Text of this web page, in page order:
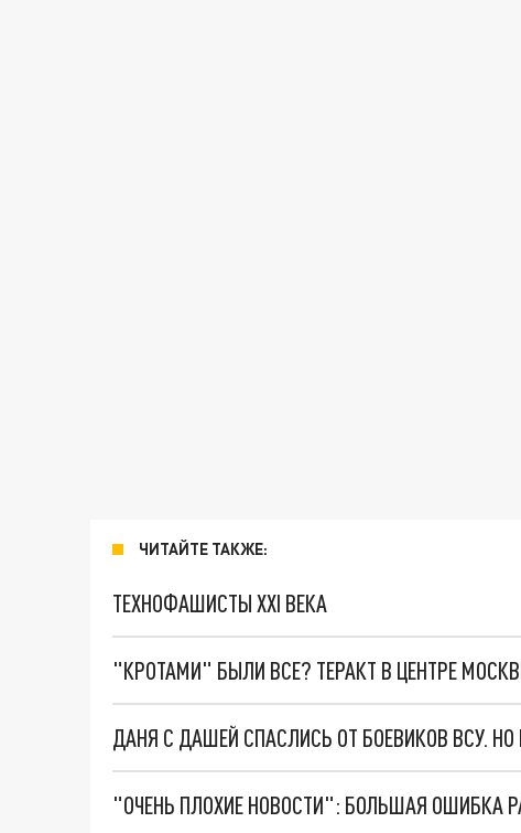
ЧИТАЙТЕ ТАКЖЕ:
ТЕХНОФАШИСТЫ XXI ВЕКА
"КРОТАМИ" БЫЛИ ВСЕ? ТЕРАКТ В ЦЕНТРЕ
ДАНЯ С ДАШЕЙ СПАСЛИСЬ ОТ БОЕВИКОВ ВСУ.